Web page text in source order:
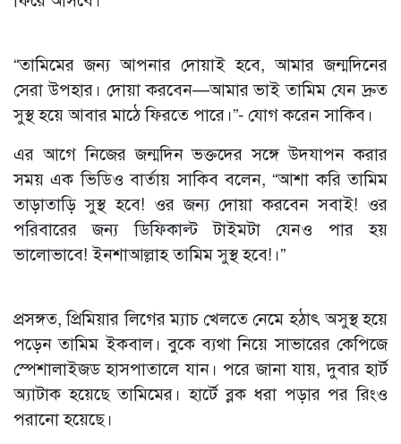
“তামিমের জন্য আপনার দোয়াই হবে, আমার জন্মদিনের
সেরা উপহার। দোয়া করবেন—আমার ভাই তামিম যেন দ্রুত
সুস্থ হয়ে আবার মাঠে ফিরতে পারে।”- যোগ করেন সাকিব।
এর আগে নিজের জন্মদিন ভক্তদের সঙ্গে উদযাপন করার
সময় এক ভিডিও বার্তায় সাকিব বলেন, “আশা করি তামিম
তাড়াতাড়ি সুস্থ হবে! ওর জন্য দোয়া করবেন সবাই! ওর
পরিবারের জন্য ডিফিকাল্ট টাইমটা যেনও পার হয়
ভালোভাবে! ইনশাআল্লাহ তামিম সুস্থ হবে!।”
প্রসঙ্গত, প্রিমিয়ার লিগের ম্যাচ খেলতে নেমে হঠাৎ অসুস্থ হয়ে
পড়েন তামিম ইকবাল। বুকে ব্যথা নিয়ে সাভারের কেপিজে
স্পেশালাইজড হাসপাতালে যান। পরে জানা যায়, দুবার হার্ট
অ্যাটাক হয়েছে তামিমের। হার্টে ব্লক ধরা পড়ার পর রিংও
পরানো হয়েছে।